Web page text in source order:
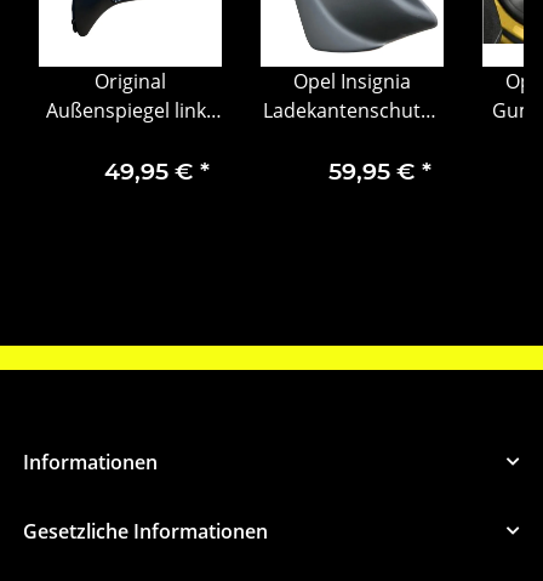
Original
Außenspiegel links
OE 13142396
49,95 € *
Opel Insignia
Ladekantenschutz /
hinten 7400510
59,95 € *
Informationen
Gesetzliche Informationen